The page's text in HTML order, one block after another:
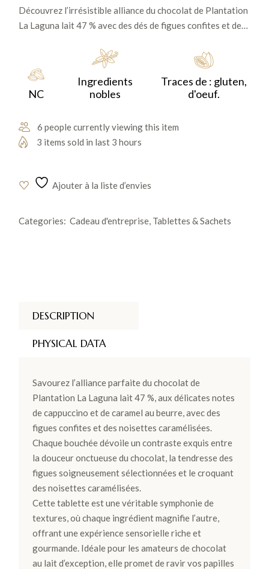
Découvrez l’irrésistible alliance du chocolat de Plantation
La Laguna lait 47 % avec des dés de figues confites et des
NC
Ingredients
nobles
Traces de : gluten,
d'oeuf.
6 people currently viewing this item
3 items sold in last 3 hours
Ajouter à la liste d’envies
Categories: Cadeau d'entreprise Tablettes & Sachets
DESCRIPTION
PHYSICAL DATA
Savourez l’alliance parfaite du chocolat de
Plantation La Laguna lait 47 %, aux délicates notes
de cappuccino et de caramel au beurre, avec des
figues confites et des noisettes caramélisées.
Chaque bouchée dévoile un contraste exquis entre
la douceur onctueuse du chocolat, la tendresse des
figues soigneusement sélectionnées et le croquant
des noisettes caramélisées.
Cette tablette est une véritable symphonie de
textures, où chaque ingrédient magnifie l’autre,
offrant une expérience sensorielle riche et
gourmande. Idéale pour les amateurs de chocolat
au lait d’exception, elle promet de ravir vos papilles